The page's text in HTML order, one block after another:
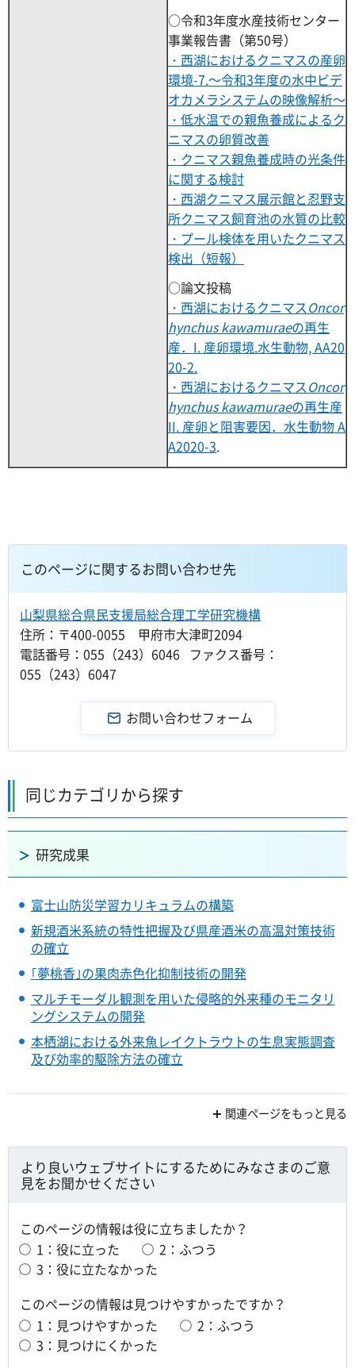
○令和3年度水産技術センター
事業報告書（第50号）
・西湖におけるクニマスの産卵
環境-7.～令和3年度の水中ビデ
オカメラシステムの映像解析～
・低水温での親魚養成によるク
ニマスの卵質改善
・クニマス親魚養成時の光条件
に関する検討
・西湖クニマス展示館と忍野支
所クニマス飼育池の水質の比較
・プール検体を用いたクニマス
検出（短報）
○論文投稿
・西湖におけるクニマスOncor
hynchus kawamuraeの再生
産．I. 産卵環境.水生動物, AA20
20-2.
・西湖におけるクニマスOncor
hynchus kawamuraeの再生産
II. 産卵と阻害要因．水生動物 A
A2020-3.
このページに関するお問い合わせ先
山梨県総合県民支援局総合理工学研究機構
住所：〒400-0055 甲府市大津町2094
電話番号：055（243）6046 ファクス番号：
055（243）6047
同じカテゴリから探す
研究成果
富士山防災学習カリキュラムの構築
新規酒米系統の特性把握及び県産酒米の高温対策技術
の確立
｢夢桃香｣の果肉赤色化抑制技術の開発
マルチモーダル観測を用いた侵略的外来種のモニタリ
ングシステムの開発
本栖湖における外来魚レイクトラウトの生息実態調査
及び効率的駆除方法の確立
関連ページをもっと見る
より良いウェブサイトにするためにみなさまのご意
見をお聞かせください
このページの情報は役に立ちましたか？
1：役に立った
2：ふつう
3：役に立たなかった
このページの情報は見つけやすかったですか？
1：見つけやすかった
2：ふつう
3：見つけにくかった